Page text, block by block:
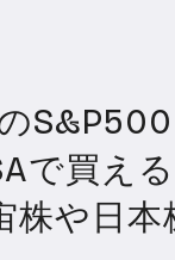
1029
S&P500
で買え
株や日本